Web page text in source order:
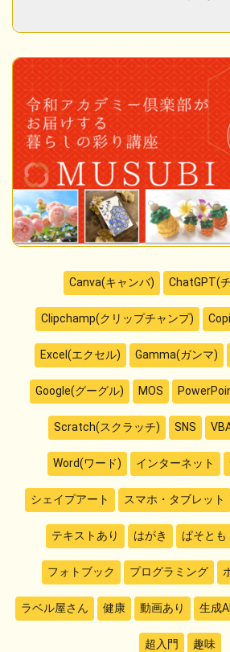
Canva(キャンバ) ChatGPT(
Clipchamp(クリップチャンプ)
Excel(エクセル) Gamma(ガンマ)
Google(グーグル) MOS
Scratch(スクラッチ) SNS
Word(ワード) インターネット
シェイプアート スマホ・タブレット
テキストあり はがき ぱそとも
フォトブック プログラミング
ラベル屋さん 健康 動画あり 生成AI
超入門 趣味